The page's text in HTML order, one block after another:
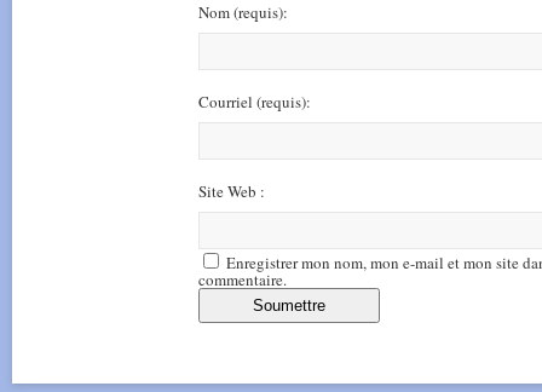
Nom(requis):
Courriel (requis):
Site Web :
Enregistrer mon nom, mon e-mail et mon site
commentaire.